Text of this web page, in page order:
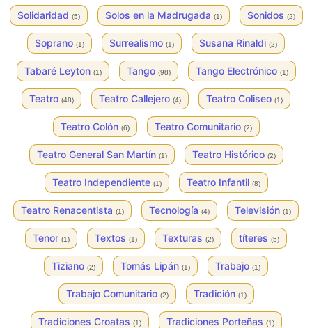
Solidaridad (5) Solos en la Madrugada (1) Sonidos (2)
Soprano (1) Surrealismo (1) Susana Rinaldi (2)
Tabaré Leyton (1) Tango (98) Tango Electrónico (1)
Teatro (48) Teatro Callejero (4) Teatro Coliseo (1)
Teatro Colón (6) Teatro Comunitario (2)
Teatro General San Martín (1) Teatro Histórico (2)
Teatro Independiente (1) Teatro Infantil (8)
Teatro Renacentista (1) Tecnología (4) Televisión (1)
Tenor (1) Textos (1) Texturas (2) títeres (5)
Tiziano (2) Tomás Lipán (1) Trabajo (1)
Trabajo Comunitario (2) Tradición (1)
Tradiciones Croatas (1) Tradiciones Porteñas (1)